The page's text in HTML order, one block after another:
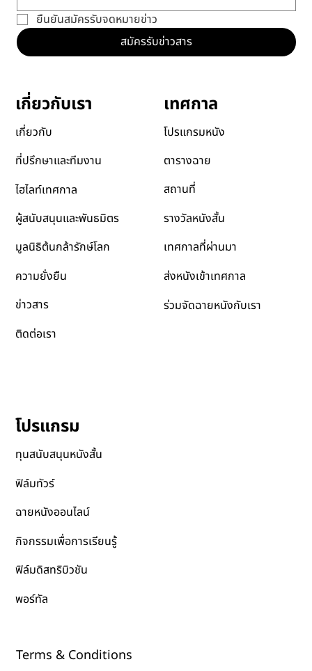
ยืนยันสมัครรับจดหมายข่าว
สมัครรับข่าวสาร
Terms & Conditions
เกี่ยวกับเรา
เกี่ยวกับ
ที่ปรึกษาและทีมงาน
ไฮไลท์เทศกาล
ผู้สนับสนุนและพันธมิตร
มูลนิธิต้นกล้ารักษ์โลก
ความยั่งยืน
ข่าวสาร
ติดต่อเรา
เทศกาล
โปรแกรมหนัง
ตารางฉาย
สถานที่
รางวัลหนังสั้น
เทศกาลที่ผ่านมา
ส่งหนังเข้าเทศกาล
ร่วมจัดฉายหนังกับเรา
โปรแกรม
ทุนสนับสนุนหนังสั้น
ฟิล์มทัวร์
ฉายหนังออนไลน์
กิจกรรมเพื่อการเรียนรู้
ฟิล์มดิสทริบิวชัน
พอร์ทัล